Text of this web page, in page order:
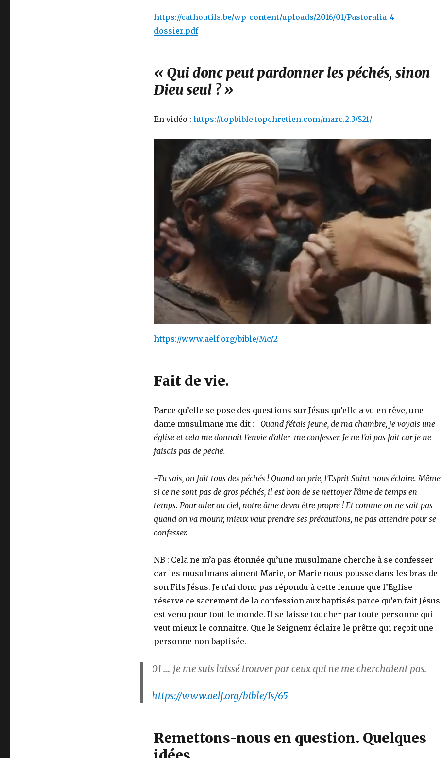
https://cathoutils.be/wp-content/uploads/2016/01/Pastoralia-4-
dossier.pdf
« Qui donc peut pardonner les péchés, sinon
Dieu seul ? »
En vidéo : https://topbible.topchretien.com/marc.2.3/S21/
https://www.aelf.org/bible/Mc/2
Fait de vie.
Parce qu’elle se pose des questions sur Jésus qu’elle a vu en rêve, une
dame musulmane me dit : -Quand j’étais jeune, de ma chambre, je voyais une
église et cela me donnait l’envie d’aller me confesser. Je ne l’ai pas fait car je ne
faisais pas de péché.
-Tu sais, on fait tous des péchés ! Quand on prie, l’Esprit Saint nous éclaire. Même
si ce ne sont pas de gros péchés, il est bon de se nettoyer l’âme de temps en
temps. Pour aller au ciel, notre âme devra être propre ! Et comme on ne sait pas
quand on va mourir, mieux vaut prendre ses précautions, ne pas attendre pour se
confesser.
NB : Cela ne m’a pas étonnée qu’une musulmane cherche à se confesser
car les musulmans aiment Marie, or Marie nous pousse dans les bras de
son Fils Jésus. Je n’ai donc pas répondu à cette femme que l’Eglise
réserve ce sacrement de la confession aux baptisés parce qu’en fait Jésus
est venu pour tout le monde. Il se laisse toucher par toute personne qui
veut mieux le connaitre. Que le Seigneur éclaire le prêtre qui reçoit une
personne non baptisée.
01 …. je me suis laissé trouver par ceux qui ne me cherchaient pas.
https://www.aelf.org/bible/Is/65
Remettons-nous en question. Quelques